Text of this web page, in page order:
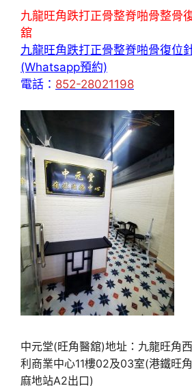
九龍旺角跌打正骨整脊啪骨整骨
舘
九龍旺角跌打正骨整脊啪骨復位
(Whatsapp預約)
電話： 852-28021198
中元堂(旺角醫舘)地址：九龍旺角
利商業中心11樓02及03室(港鐵旺
麻地站A2出口)